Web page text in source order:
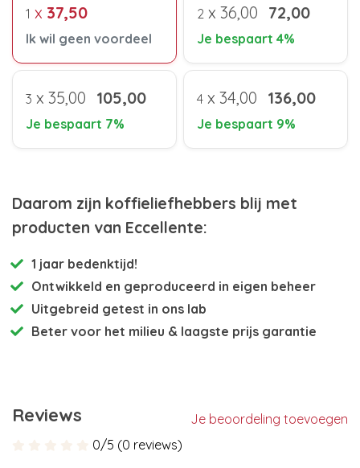
1 x 37,50
Ik wil geen voordeel
2 x 36,00 72,00
Je bespaart 4%
3 x 35,00 105,00
Je bespaart 7%
4 x 34,00 136,00
Je bespaart 9%
Daarom zijn koffieliefhebbers blij met
producten van Eccellente:
1 jaar bedenktijd!
Ontwikkeld en geproduceerd in eigen beheer
Uitgebreid getest in ons lab
Beter voor het milieu & laagste prijs garantie
Reviews
Je beoordeling toevoegen
0/5 (0 reviews)